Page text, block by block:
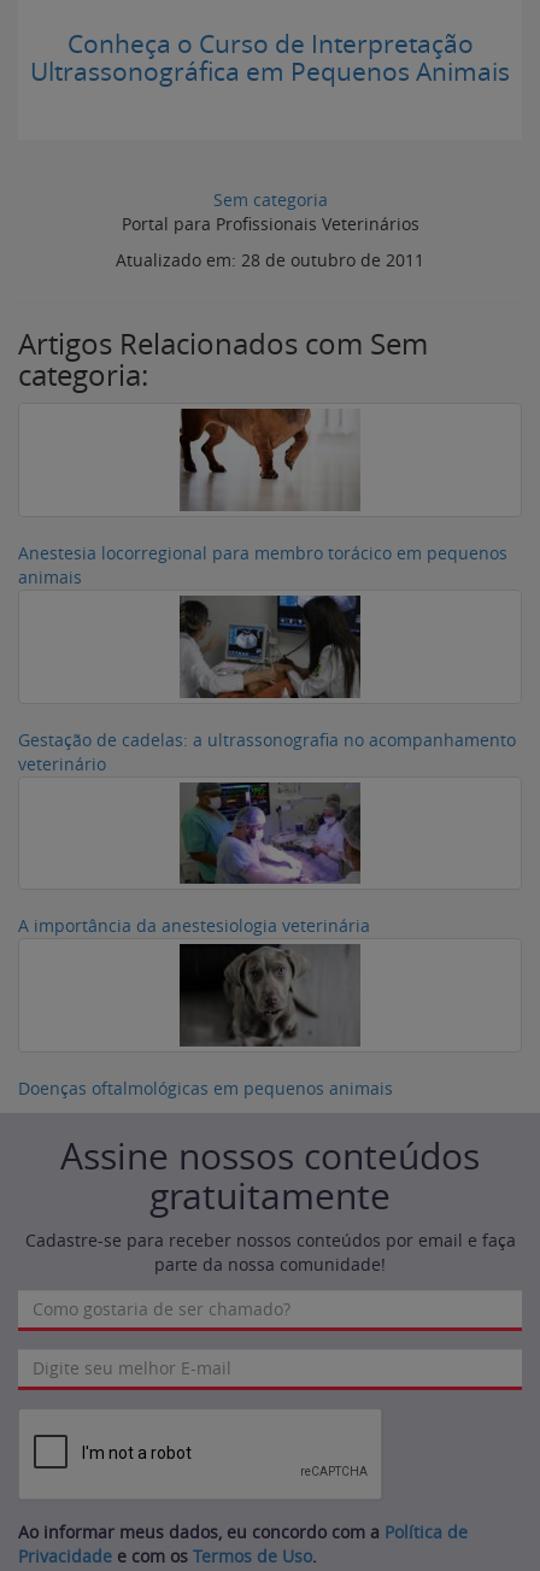
Conheça o Curso de Interpretação
Ultrassonográfica em Pequenos Animais
Sem categoria
Portal para Profissionais Veterinários
Atualizado em: 28 de outubro de 2011
Artigos Relacionados com Sem
categoria:
Anestesia locorregional para membro torácico em pequenos
animais
Gestação de cadelas: a ultrassonografia no acompanhamento
veterinário
A importância da anestesiologia veterinária
Doenças oftalmológicas em pequenos animais
Assine nossos conteúdos
gratuitamente
Cadastre-se para receber nossos conteúdos por email e faça
parte da nossa comunidade!
Ao informar meus dados, eu concordo com a Política de
Privacidade e com os Termos de Uso.